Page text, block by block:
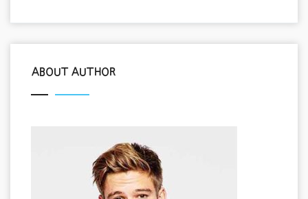
ABOUT AUTHOR